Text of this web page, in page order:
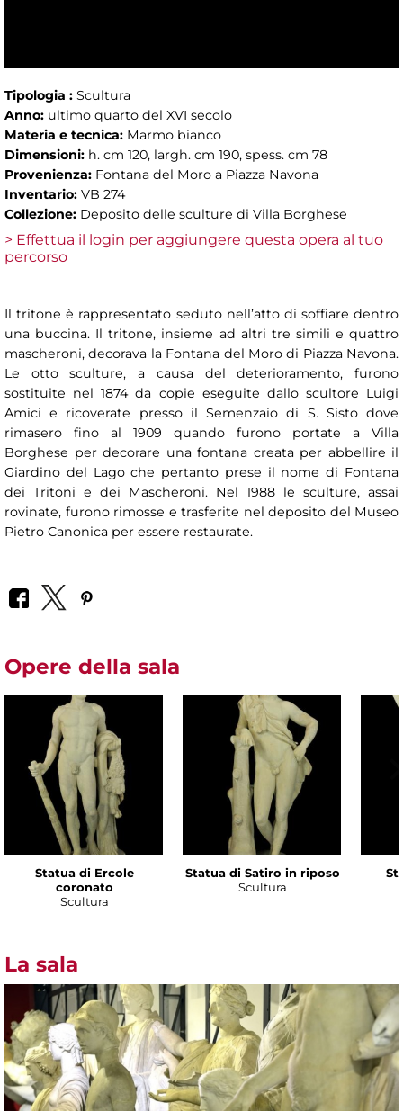
Tipologia : Scultura
Anno: ultimo quarto del XVI secolo
Materia e tecnica: Marmo bianco
Dimensioni: h. cm 120, largh. cm 190, spess. cm 78
Provenienza: Fontana del Moro a Piazza Navona
Inventario: VB 274
Collezione: Deposito delle sculture di Villa Borghese
> Effettua il login per aggiungere questa opera al tuo
percorso
Il tritone è rappresentato seduto nell’atto di soffiare dentro
una buccina. Il tritone, insieme ad altri tre simili e quattro
mascheroni, decorava la Fontana del Moro di Piazza Navona.
Le otto sculture, a causa del deterioramento, furono
sostituite nel 1874 da copie eseguite dallo scultore Luigi
Amici e ricoverate presso il Semenzaio di S. Sisto dove
rimasero fino al 1909 quando furono portate a Villa
Borghese per decorare una fontana creata per abbellire il
Giardino del Lago che pertanto prese il nome di Fontana
dei Tritoni e dei Mascheroni. Nel 1988 le sculture, assai
rovinate, furono rimosse e trasferite nel deposito del Museo
Pietro Canonica per essere restaurate.
Opere della sala
Statua di Ercole
coronato
Scultura
Statua di Satiro in riposo
Scultura
La sala